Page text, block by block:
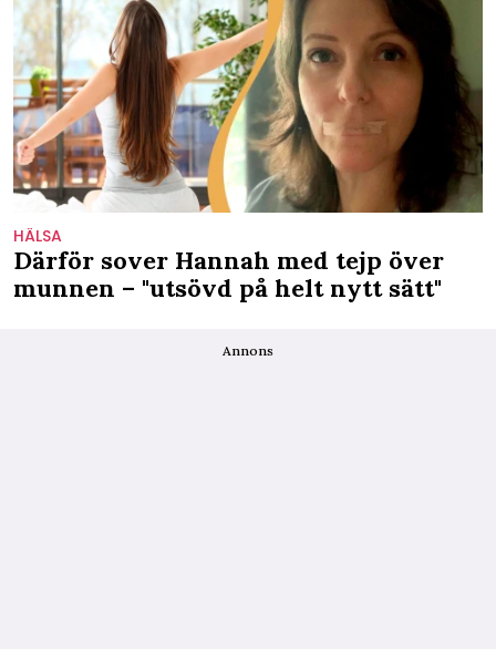
HÄLSA
Därför sover Hannah med tejp över
munnen – "utsövd på helt nytt sätt"
Annons